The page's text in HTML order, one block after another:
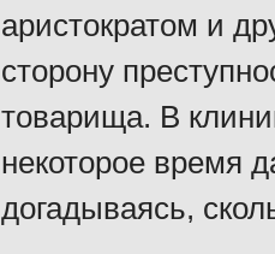
аристократом и
сторону
товарища. В
некоторое время
догадываясь,